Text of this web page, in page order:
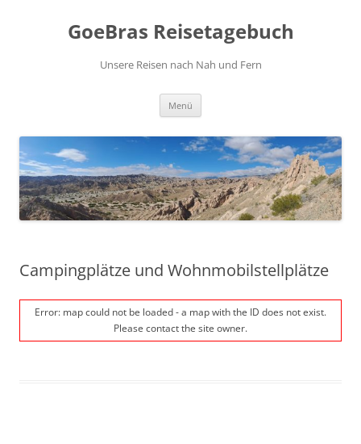
GoeBras Reisetagebuch
Unsere Reisen nach Nah und Fern
Menü
Campingplätze und Wohnmobilstellplätze
Error: map could not be loaded - a map with the ID does not exist.
Please contact the site owner.